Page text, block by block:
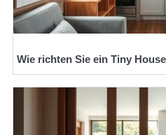
Wie richten Sie ein Tiny